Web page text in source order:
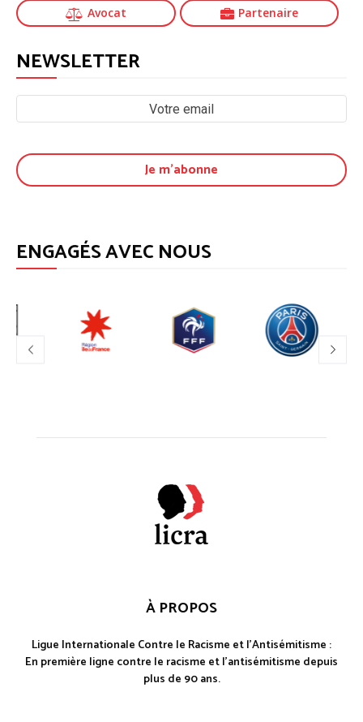
Avocat Partenaire
NEWSLETTER
ENGAGÉS AVEC NOUS
À PROPOS
Ligue Internationale Contre le Racisme et l'Antisémitisme :
En première ligne contre le racisme et l'antisémitisme depuis
plus de 90 ans.